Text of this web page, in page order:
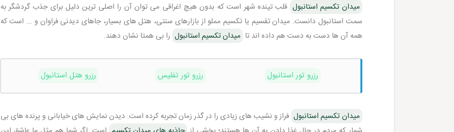
میدان تکسیم استانبول قلب تپنده شهر است که بدون هیچ اغراقی می توان آن را اصلی ترین دلیل برای جذب گردشگر به
سمت استانبول دانست. میدان تقسیم یا تکسیم مملو از بازارهای سنتی، هتل های بسیار، جاهای دیدنی فراوان و ... است که
همه آن ها دست به دست هم داده اند تا میدان تکسیم استانبول را بی همتا نشان دهند.
رزرو تور استانبول رزرو تور تفلیس رزرو هتل استانبول
میدان تکسیم استانبول فراز و نشیب های زیادی را در گذر زمان تجربه کرده است. دیدن نمایش های خیابانی و پرنده های بی